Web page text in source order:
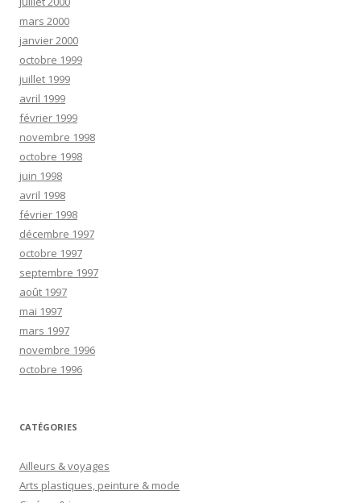
mars 2000
janvier 2000
octobre 1999
juillet 1999
avril 1999
février 1999
novembre 1998
octobre 1998
juin 1998
avril 1998
février 1998
décembre 1997
octobre 1997
septembre 1997
août 1997
mai 1997
mars 1997
novembre 1996
octobre 1996
CATÉGORIES
Ailleurs & voyages
Arts plastiques, peinture & mode